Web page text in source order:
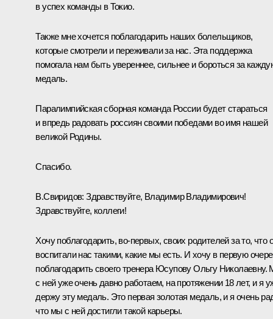
в успех команды в Токио.
Также мне хочется поблагодарить наших болельщиков,
которые смотрели и переживали за нас. Эта поддержка
помогала нам быть увереннее, сильнее и бороться за
медаль.
Паралимпийская сборная команда России будет стараться
и впредь радовать россиян своими победами во имя нашей
великой Родины.
Спасибо.
В.Свиридов:Здравствуйте, Владимир Владимирович!
Здравствуйте, коллеги!
Хочу поблагодарить, во-первых, своих родителей за то, что
воспитали нас такими, какие мы есть. И хочу в первую
поблагодарить своего тренера Юсупову Ольгу
с ней уже очень давно работаем, на протяжении 18 лет, и я
держу эту медаль. Это первая золотая медаль, и я очень
что мы с ней достигли такой карьеры.